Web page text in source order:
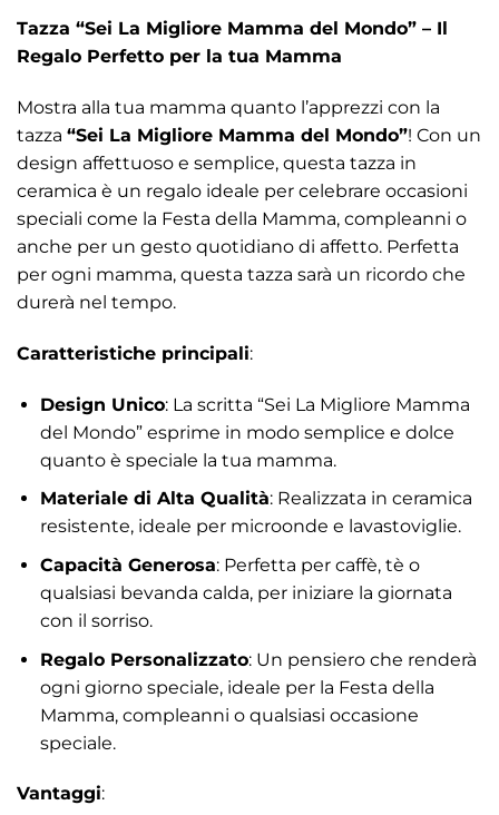
Tazza “Sei La Migliore Mamma del Mondo” – Il
Regalo Perfetto per la tua Mamma
Mostra alla tua mamma quanto l’apprezzi con la
tazza “Sei La Migliore Mamma del Mondo”! Con un
design affettuoso e semplice, questa tazza in
ceramica è un regalo ideale per celebrare occasioni
speciali come la Festa della Mamma, compleanni o
anche per un gesto quotidiano di affetto. Perfetta
per ogni mamma, questa tazza sarà un ricordo che
durerà nel tempo.
Caratteristiche principali:
Design Unico: La scritta “Sei La Migliore Mamma
del Mondo” esprime in modo semplice e dolce
quanto è speciale la tua mamma.
Materiale di Alta Qualità: Realizzata in ceramica
resistente, ideale per microonde e lavastoviglie.
Capacità Generosa: Perfetta per caffè, tè o
qualsiasi bevanda calda, per iniziare la giornata
con il sorriso.
Regalo Personalizzato: Un pensiero che renderà
ogni giorno speciale, ideale per la Festa della
Mamma, compleanni o qualsiasi occasione
speciale.
Vantaggi: